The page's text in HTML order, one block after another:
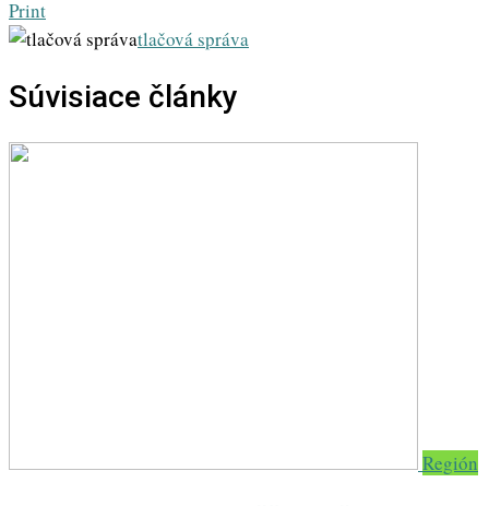
Print
tlačová správa
Súvisiace články
Región